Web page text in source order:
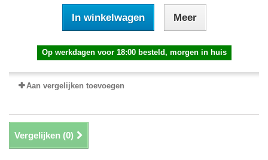
In winkelwagen Meer
Op werkdagen voor 18:00 besteld, morgen in huis
Aan vergelijken toevoegen
Vergelijken (0)